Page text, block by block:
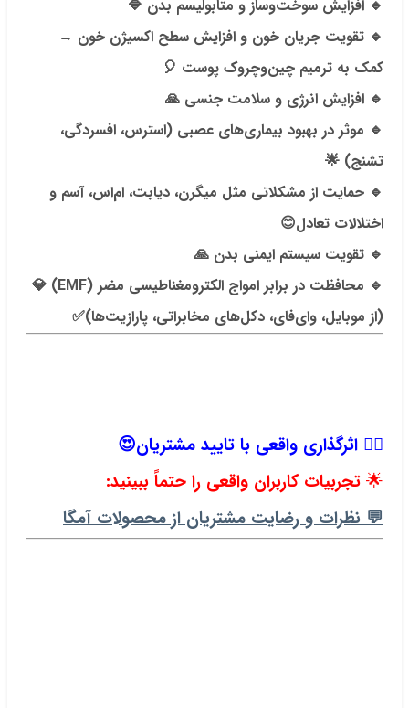
🔹 افزایش سوخت‌وساز و متابولیسم بدن 🔷
🔹 تقویت جریان خون و افزایش سطح اکسیژن خون →
کمک به ترمیم چین‌وچروک پوست 🎈
🔹 افزایش انرژی و سلامت جنسی 🙏
🔹 موثر در بهبود بیماری‌های عصبی (استرس، افسردگی،
تشنج) 🌟
🔹 حمایت از مشکلاتی مثل میگرن، دیابت، ام‌اس، آسم و
اختلالات تعادل😊
🔹 تقویت سیستم ایمنی بدن 🙏
🔹 محافظت در برابر امواج الکترومغناطیسی مضر (EMF) 💎
(از موبایل، وای‌فای، دکل‌های مخابراتی، پارازیت‌ها)✅
🧘‍♀️ اثرگذاری واقعی با تایید مشتریان😍
🌟 تجربیات کاربران واقعی را حتماً ببینید:
💬 نظرات و رضایت مشتریان از محصولات آمگا